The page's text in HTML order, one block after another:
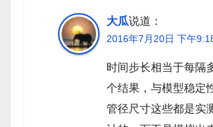
大瓜说道：
2016年7月20日 下午
时间步长相当于每隔
个结果，与模型稳定
管径尺寸这些都是实